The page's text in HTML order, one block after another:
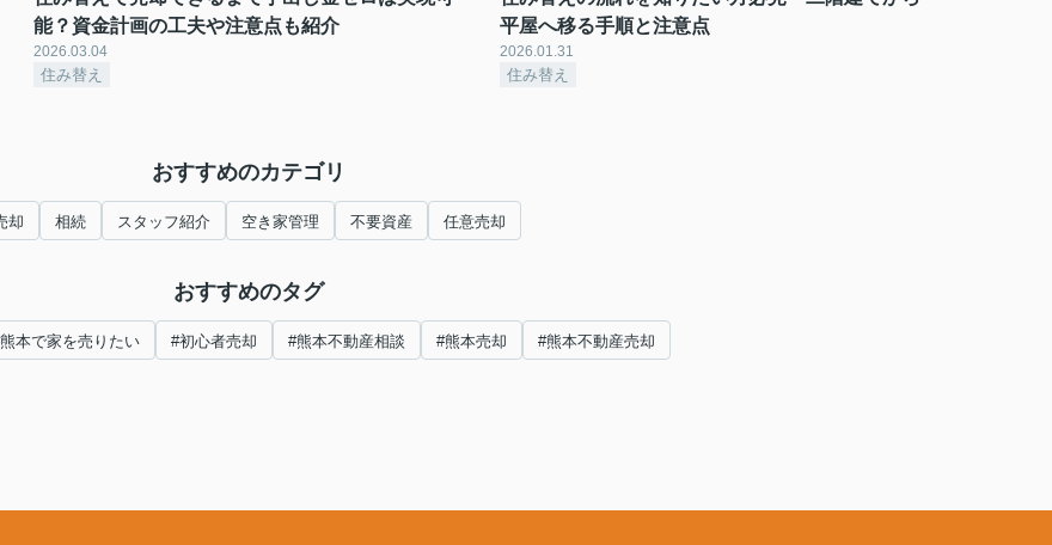
能？資金計画の工夫や注意点も紹介
2026.03.04
住み替え
平屋へ移る手順と注意点
2026.01.31
住み替え
おすすめのカテゴリ
却 相続 スタッフ紹介 空き家管理 不要資産 任意売却
おすすめのタグ
本で家を売りたい #初心者売却 #熊本不動産相談 #熊本売却 #熊本不動産売却